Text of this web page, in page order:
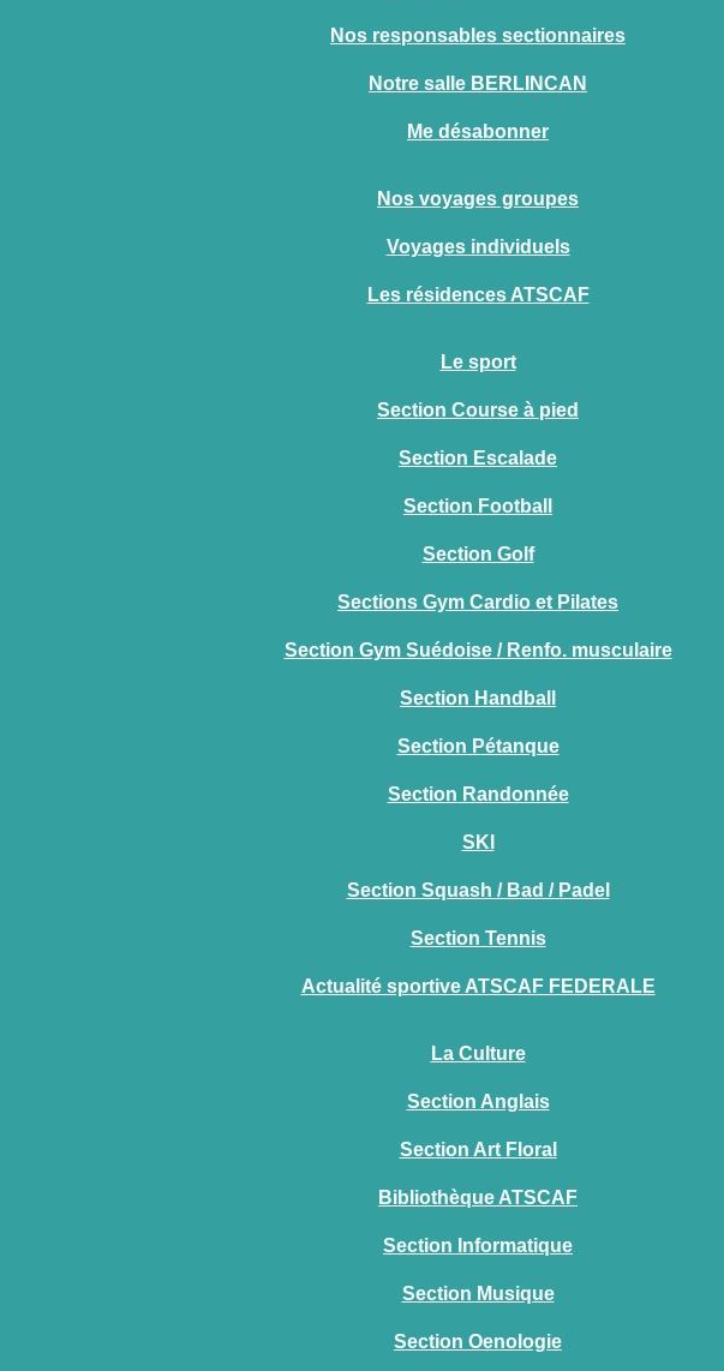
Nos responsables sectionnaires
Notre salle BERLINCAN
Me désabonner
Nos voyages groupes
Voyages individuels
Les résidences ATSCAF
Le sport
Section Course à pied
Section Escalade
Section Football
Section Golf
Sections Gym Cardio et Pilates
Section Gym Suédoise / Renfo. musculaire
Section Handball
Section Pétanque
Section Randonnée
SKI
Section Squash / Bad / Padel
Section Tennis
Actualité sportive ATSCAF FEDERALE
La Culture
Section Anglais
Section Art Floral
Bibliothèque ATSCAF
Section Informatique
Section Musique
Section Oenologie